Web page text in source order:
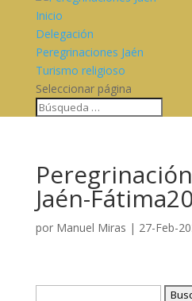
Inicio
Delegación
Peregrinaciones Jaén
Turismo religioso
Seleccionar página
Jaén-
por Manuel Miras | 27-Feb-